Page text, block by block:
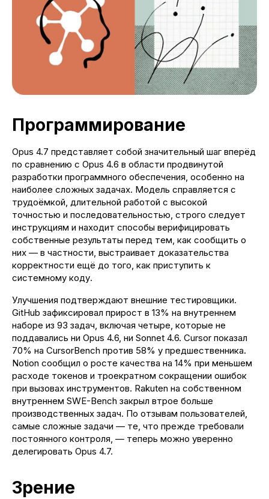
Программирование
Opus 4.7 представляет собой значительный шаг вперёд
по сравнению с Opus 4.6 в области продвинутой
разработки программного обеспечения, особенно на
наиболее сложных задачах. Модель справляется с
трудоёмкой, длительной работой с высокой
точностью и последовательностью, строго следует
инструкциям и находит способы верифицировать
собственные результаты перед тем, как сообщить о
них — в частности, выстраивает доказательства
корректности ещё до того, как приступить к
системному коду.
Улучшения подтверждают внешние тестировщики.
GitHub зафиксировал прирост в 13% на внутреннем
наборе из 93 задач, включая четыре, которые не
поддавались ни Opus 4.6, ни Sonnet 4.6. Cursor показал
70% на CursorBench против 58% у предшественника.
Notion сообщил о росте качества на 14% при меньшем
расходе токенов и троекратном сокращении ошибок
при вызовах инструментов. Rakuten на собственном
внутреннем SWE-Bench закрыл втрое больше
производственных задач. По отзывам пользователей,
самые сложные задачи — те, что прежде требовали
постоянного контроля, — теперь можно уверенно
делегировать Opus 4.7.
Зрение